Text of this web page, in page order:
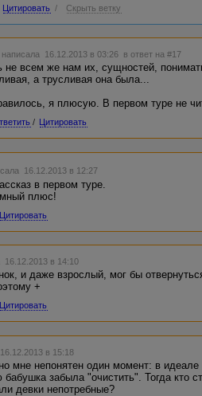
Цитировать / Скрыть ветку
написала 16.12.2013 в 03:26 в ответ на #17
не всем же нам их, сущностей,
а трусливая она была...
я плюсую. В первом туре не
/ Цитировать
16.12.2013 в 12:27
в первом туре.
плюс!
Цитировать
16.12.2013 в 14:10
и даже взрослый, мог бы
+
Цитировать
в 15:18
мне непонятен один момент: в идеале
бабушка забыла "очистить". Тогда кто
девки непотребные?